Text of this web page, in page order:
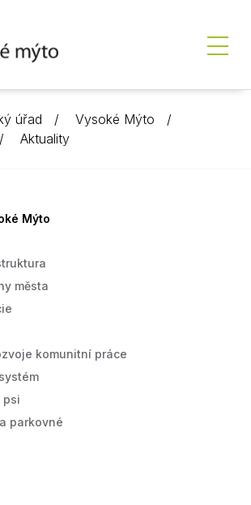
úřad
Vysoké Mýto
Aktuality
Mýto
města
komunitní práce
psi
parkovné